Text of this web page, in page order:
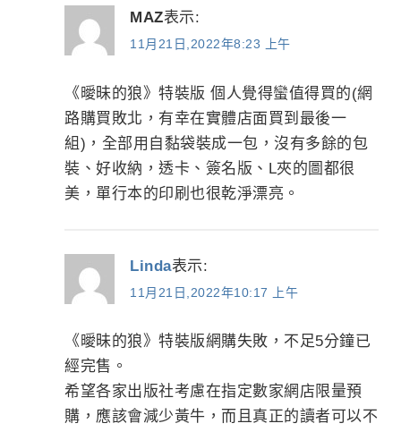
MAZ表示:
11月21日,2022年8:23 上午
《曖昧的狼》特裝版 個人覺得蠻值得買的(網
路購買敗北，有幸在實體店面買到最後一
組)，全部用自黏袋裝成一包，沒有多餘的包
裝、好收納，透卡、簽名版、L夾的圖都很
美，單行本的印刷也很乾淨漂亮。
Linda表示:
11月21日,2022年10:17 上午
《曖昧的狼》特裝版網購失敗，不足5分鐘已
經完售。
希望各家出版社考慮在指定數家網店限量預
購，應該會減少黃牛，而且真正的讀者可以不